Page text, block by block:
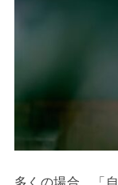
多くの場合、「